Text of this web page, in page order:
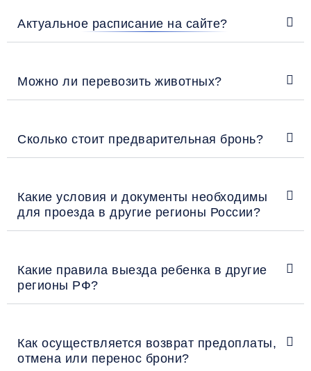
Актуальное расписание на сайте?
Можно ли перевозить животных?
Сколько стоит предварительная бронь?
Какие условия и документы необходимы
для проезда в другие регионы России?
Какие правила выезда ребенка в другие
регионы РФ?
Как осуществляется возврат предоплаты,
отмена или перенос брони?